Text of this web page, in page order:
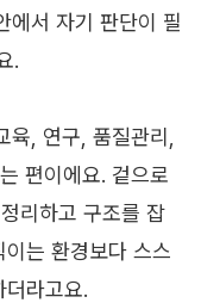
에서 자기 판단이 필
.
, 연구, 품질관리,
편이에요. 겉으로
리하고 구조를 잡
는 환경보다 스스
라고요.